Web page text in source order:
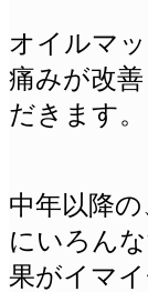
オイルマ
痛みが改
だきます。
中年以降
にいろん
果がイマ